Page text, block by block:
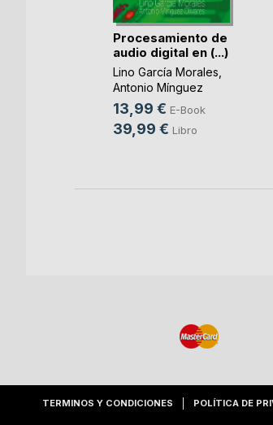
Procesamiento de
audio digital en (...)
Lino García Morales
Antonio Mínguez
Olivares , ...
13,99 € E-Book
39,99 € Libro
TERMINOS Y CONDICIONES POLÍTICA DE